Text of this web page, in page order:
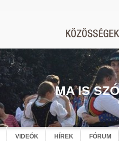
MA IS
VIDEÓK HÍREK FÓRUM